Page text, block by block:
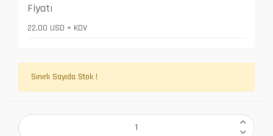
Fiyatı
22,00 USD + KDV
Sınırlı Sayıda Stok !